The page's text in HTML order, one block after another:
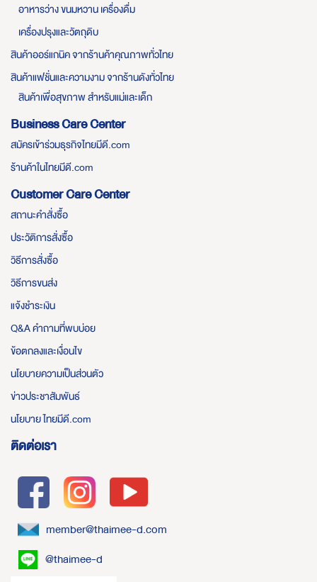
อาหารว่าง ขนมหวาน เครื่องดื่ม
เครื่องปรุงและวัตถุดิบ
สินค้าออร์แกนิค จากร้านค้าคุณภาพทั่วไทย
สินค้าแฟชั่นและความงาม จากร้านดังทั่วไทย
สินค้าเพื่อสุขภาพ สำหรับแม่และเด็ก
Business Care Center
สมัครเข้าร่วมธุรกิจไทยมีดี.com
ร้านค้าในไทยมีดี.com
Customer Care Center
สถานะคำสั่งซื้อ
ประวัติการสั่งซื้อ
วิธีการสั่งซื้อ
วิธีการขนส่ง
แจ้งชำระเงิน
Q&A คำถามที่พบบ่อย
ข้อตกลงและเงื่อนไข
นโยบายความเป็นส่วนตัว
ข่าวประชาสัมพันธ์
นโยบาย ไทยมีดี.com
ติดต่อเรา
member@thaimee-d.com
@thaimee-d